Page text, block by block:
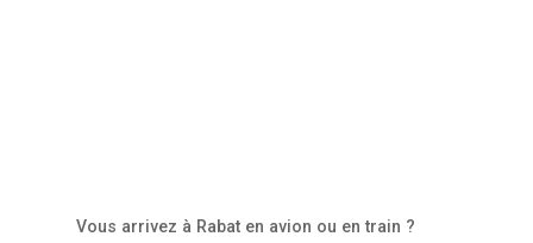
Vous arrivez à Rabat en avion ou en train ?